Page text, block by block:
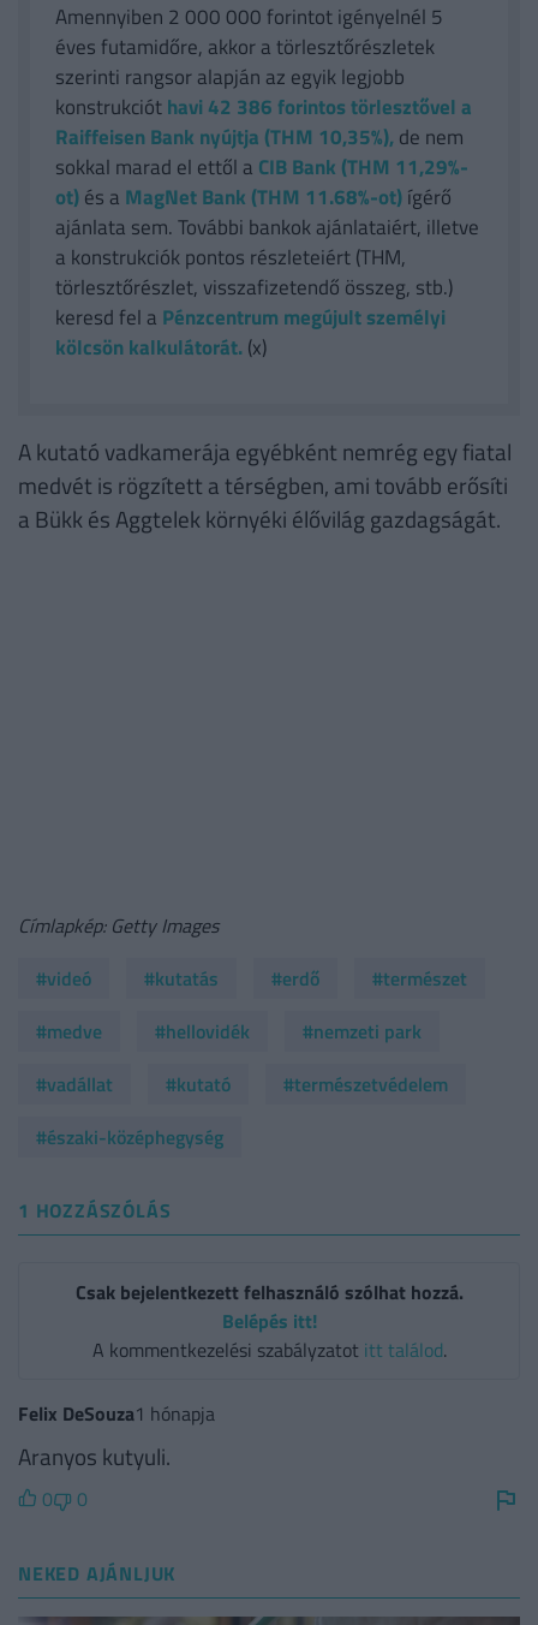
Amennyiben 2 000 000 forintot igényelnél 5
éves futamidőre, akkor a törlesztőrészletek
szerinti rangsor alapján az egyik legjobb
konstrukcióthavi 42 386forintos törlesztővel a
Raiffeisen Bank nyújtja (THM 10,35%),de nem
sokkal marad el ettől a CIB Bank (THM 11,29%-
ot)és a MagNet Bank (THM 11.68%-ot)ígérő
ajánlata sem. További bankok ajánlataiért, illetve
a konstrukciók pontos részleteiért (THM,
törlesztőrészlet, visszafizetendő összeg, stb.)
keresd fel a Pénzcentrum megújult személyi
kölcsön kalkulátorát.(x)
A kutató vadkamerája egyébként nemrég egy fiatal
medvét is rögzített a térségben, ami tovább erősíti
a Bükk és Aggtelek környéki élővilág gazdagságát.
Címlapkép: Getty Images
#videó
#kutatás #erdő
#természet
#medve
#hellovidék
#nemzeti park
#vadállat
#kutató
#természetvédelem
#északi-középhegység
1 HOZZÁSZÓLÁS
Csak bejelentkezett felhasználó szólhat hozzá.
Belépés itt!
A kommentkezelési szabályzatot itt találod.
Felix DeSouza1 hónapja
Aranyos kutyuli.
0 0
NEKED AJÁNLJUK